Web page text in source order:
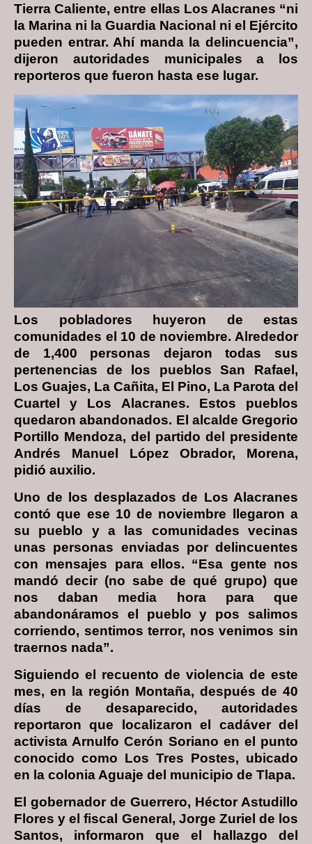
Tierra Caliente, entre ellas Los Alacranes “ni
la Marina ni la Guardia Nacional ni el Ejército
pueden entrar. Ahí manda la delincuencia”,
dijeron autoridades municipales a los
reporteros que fueron hasta ese lugar.
Los pobladores huyeron de estas
comunidades el 10 de noviembre. Alrededor
de 1,400 personas dejaron todas sus
pertenencias de los pueblos San Rafael,
Los Guajes, La Cañita, El Pino, La Parota del
Cuartel y Los Alacranes. Estos pueblos
quedaron abandonados. El alcalde Gregorio
Portillo Mendoza, del partido del presidente
Andrés Manuel López Obrador, Morena,
pidió auxilio.
Uno de los desplazados de Los Alacranes
contó que ese 10 de noviembre llegaron a
su pueblo y a las comunidades vecinas
unas personas enviadas por delincuentes
con mensajes para ellos. “Esa gente nos
mandó decir (no sabe de qué grupo) que
nos daban media hora para que
abandonáramos el pueblo y pos salimos
corriendo, sentimos terror, nos venimos sin
traernos nada”.
Siguiendo el recuento de violencia de este
mes, en la región Montaña, después de 40
días de desaparecido, autoridades
reportaron que localizaron el cadáver del
activista Arnulfo Cerón Soriano en el punto
conocido como Los Tres Postes, ubicado
en la colonia Aguaje del municipio de Tlapa.
El gobernador de Guerrero, Héctor Astudillo
Flores y el fiscal General, Jorge Zuriel de los
Santos, informaron que el hallazgo del